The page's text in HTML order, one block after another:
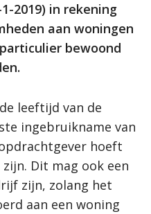
2019) in rekening
aan woningen
bewoond
leeftijd van de
ingebruikname van
hoeft
Dit mag ook een
zijn, zolang het
aan een woning